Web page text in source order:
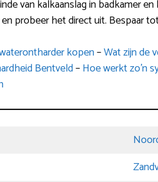
van kalkaanslag in badkamer en
probeer het direct uit. Bespaar
kopen–Wat zijn de
Bentveld–Hoe werkt zo’n